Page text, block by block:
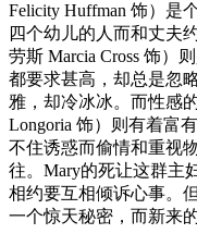
Felicity Huffman 饰）是
四个幼儿的人而和丈夫
劳斯 Marcia Cross 饰）
都要求甚高，却总是忽
雅，却冷冰冰。而性感
Longoria 饰）则有着富
不住诱惑而偷情和重视
往。Mary的死让这群主
相约要互相倾诉心事。
一个惊天秘密，而新来